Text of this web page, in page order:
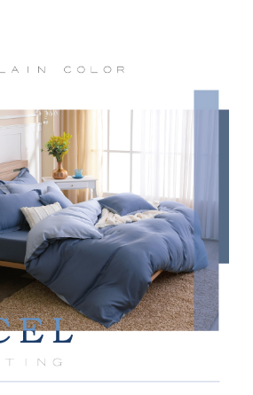
先享後付 」之結帳頁面顯示為準，若有關於
消欲退款等相關疑問，請聯繫「AFTEE先享後付
限公司提供之「AFTEE先享後付」服務完成之交
內提供個人資料，並將交易相關給付款項請求債
公司。
，請瀏覽以下網址：
徵得法定代理人或監護人之同意方可使用
經同意申辦者引起之損失，本公司不負相關責
」時，將依據個別帳號之用戶狀況，依本公司即
；若仍有額度不足之情形，本公司將視審查結果
或使用他人資訊註冊。若發現惡意使用之情形，
權停止該用戶之使用額度並採取法律行動。
含以上)免運費
含以上)免運費